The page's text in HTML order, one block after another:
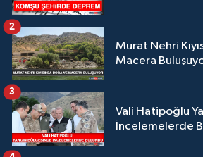
Murat Nehri
Macera
2
Vali Hatipoğlu
İncelemelerde
3